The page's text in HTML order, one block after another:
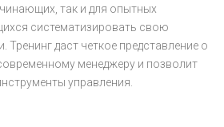
так и для опытных
систематизировать свою
Тренинг даст четкое представление о
менеджеру и позволит
управления.